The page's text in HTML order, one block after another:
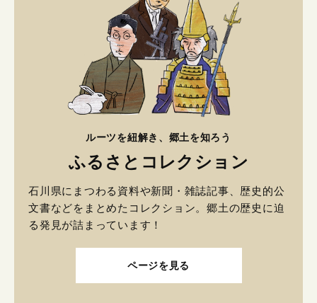
ルーツを紐解き、郷土を知ろう
ふるさとコレクション
石川県にまつわる資料や新聞・雑誌記事、歴史的公
文書などをまとめたコレクション。郷土の歴史に迫
る発見が詰まっています！
ページを見る